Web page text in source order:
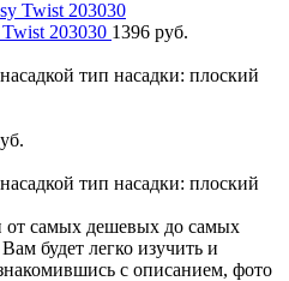
203030 1396 руб.
тип насадки: плоский
тип насадки: плоский
самых дешевых до самых
будет легко изучить и
с описанием, фото